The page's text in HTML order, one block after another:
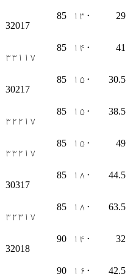
32017
85 ۱۳۰ 29
۳۳۱۱۷
85 ۱۴۰ 41
30217
85 ۱۵۰ 30.5
۳۲۲۱۷
85 ۱۵۰ 38.5
۳۳۲۱۷
85 ۱۵۰ 49
30317
85 ۱۸۰ 44.5
۳۲۳۱۷
85 ۱۸۰ 63.5
32018
90 ۱۴۰ 32
90 ۱۶۰ 42.5